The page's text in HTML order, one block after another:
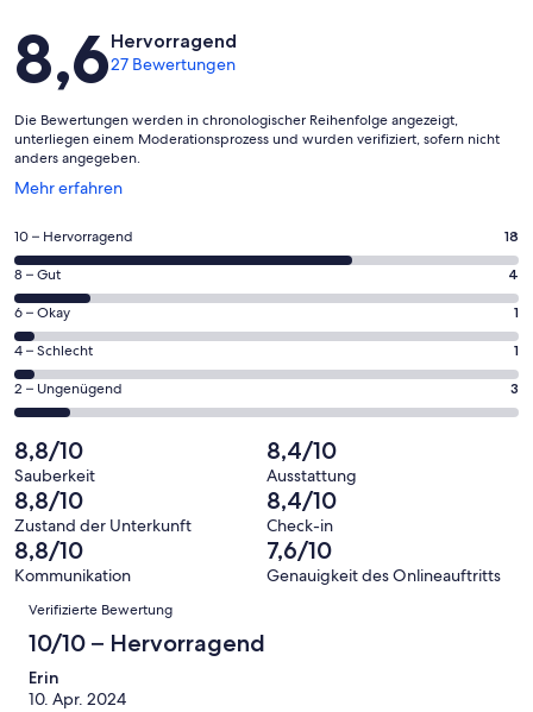
Bewertungen
8,6Hervorragend
27 Bewertungen
Die Bewertungen werden in chronologischer Reihenfolge angezeigt,
unterliegen einem Moderationsprozess und wurden verifiziert, sofern nicht
anders angegeben.
Mehr erfahren
Wird
einem
neuen
Fenster
geöffnet
18
von
insgesamt
27
Gästebewertungen
haben
eine
Bewertung
von
10
-
Hervorragend
10 – Hervorragend 18
4
von
insgesamt
27
Gästebewertungen
haben
Bewertung
von
8
-
Gut
8 – Gut 4
1
von
insgesamt
27
Gästebewertungen
haben
eine
Bewertung
von
6
-
Okay
6 – Okay 1
1
von
insgesamt
Gästebewertungen
haben
eine
Bewertung
von
4
Schlecht
4 – Schlecht 1
3
von
insgesamt
27
Gästebewertungen
haben
eine
Bewertung
Ungenügend
2 – Ungenügend 3
8,8/10
Sauberkeit
8,4/10
Ausstattung
8,8/10
Zustand der Unterkunft
8,4/10
Check-in
8,8/10
Kommunikation
7,6/10
Genauigkeit des Onlineauftritts
Bewertungen
Verifizierte Bewertung
10/10 – Hervorragend
Erin
10. Apr. 2024